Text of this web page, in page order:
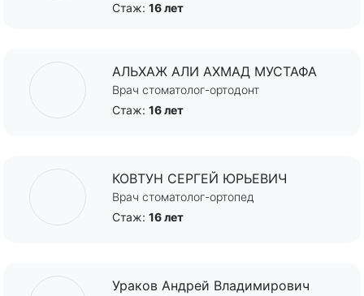
Стаж: 16 лет
АЛЬХАЖ АЛИ АХМАД МУСТАФА
Врач стоматолог-ортодонт
Стаж: 16 лет
КОВТУН СЕРГЕЙ ЮРЬЕВИЧ
Врач стоматолог-ортопед
Стаж: 16 лет
Ураков Андрей Владимирович